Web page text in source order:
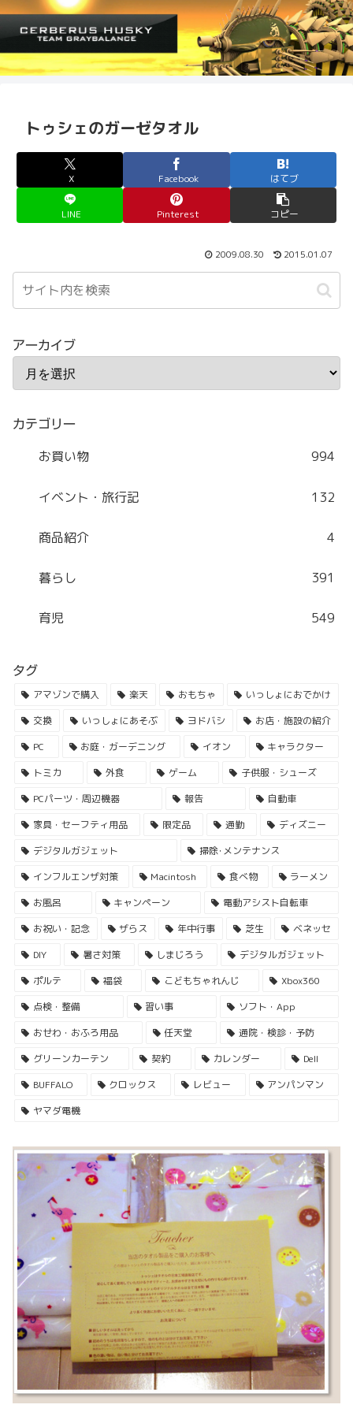
トゥシェのガーゼタオル
X Facebook はてブ
LINE Pinterest コピー
2009.08.30 2015.01.07
アーカイブ
カテゴリー
お買い物 994
イベント・旅行記 132
商品紹介 4
暮らし 391
育児 549
タグ
アマゾンで購入 楽天 おもちゃ
いっしょにおでかけ
交換
いっしょにあそぶ ヨドバシ
お店・施設の紹介
PC
お庭・ガーデニング イオン
キャラクター
トミカ
外食 ゲーム
子供服・シューズ
PCパーツ・周辺機器
報告
自動車
家具・セーフティ用品
限定品 通勤
ディズニー
デジタルガジェット
掃除･メンテナンス
インフルエンザ対策
Macintosh 食べ物
ラーメン
お風呂
キャンペーン
電動アシスト自転車
お祝い・記念
ザらス 年中行事 芝生
ベネッセ
DIY
暑さ対策 しまじろう
デジタルガジェット
ポルテ
福袋 こどもちゃれんじ
Xbox360
点検・整備
習い事
ソフト・App
おせわ・おふろ用品
任天堂
通院・検診・予防
グリーンカーテン
契約 カレンダー
Dell
BUFFALO
クロックス レビュー
アンパンマン
ヤマダ電機